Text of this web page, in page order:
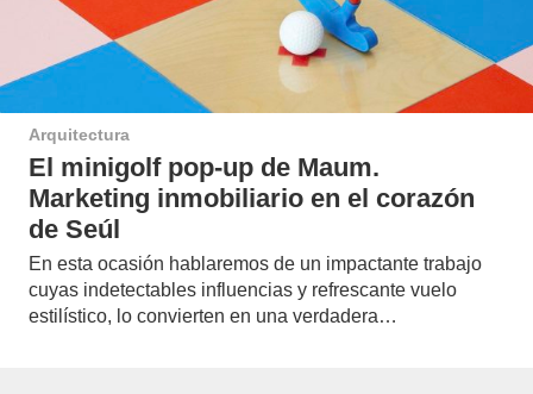
Arquitectura
El minigolf pop-up de Maum.
Marketing inmobiliario en el corazón
de Seúl
En esta ocasión hablaremos de un impactante trabajo
cuyas indetectables influencias y refrescante vuelo
estilístico, lo convierten en una verdadera…